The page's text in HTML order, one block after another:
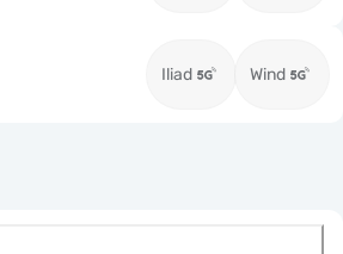
Iliad Wind